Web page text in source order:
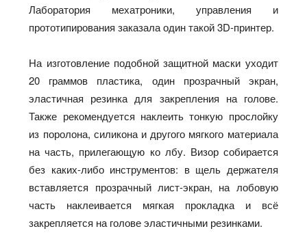
Лаборатория мехатроники, управления и
прототипирования заказала один такой 3D-принтер.
На изготовление подобной защитной маски уходит
20 граммов пластика, один прозрачный экран,
эластичная резинка для закрепления на голове.
Также рекомендуется наклеить тонкую прослойку
из поролона, силикона и другого мягкого материала
на часть, прилегающую ко лбу. Визор собирается
без каких-либо инструментов: в щель держателя
вставляется прозрачный лист-экран, на лобовую
часть наклеивается мягкая прокладка и всё
закрепляется на голове эластичными резинками.